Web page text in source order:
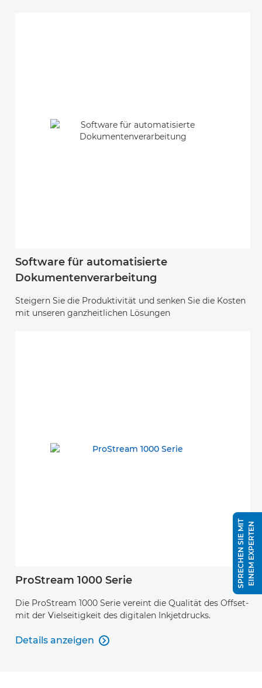
Software für automatisierte
Dokumentenverarbeitung
Steigern Sie die Produktivität und senken Sie die Kosten
mit unseren ganzheitlichen Lösungen
ProStream 1000 Serie
Die ProStream 1000 Serie vereint die Qualität des Offset-
mit der Vielseitigkeit des digitalen Inkjetdrucks.
Details anzeigen
Details anzeigen

S
P
R
E
C
H
E
N
S
I
E
M
I
T
E
I
N
E
M
E
X
P
E
R
T
EN